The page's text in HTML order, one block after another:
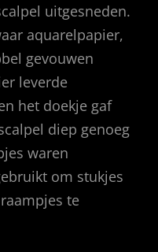
uitgesneden.
aquarelpapier,
gevouwen
leverde
het doekje gaf
diep genoeg
waren
om stukjes
te